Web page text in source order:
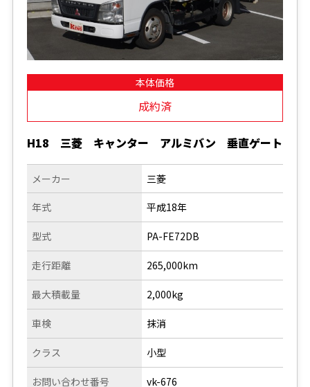
本体価格
成約済
H18 三菱 キャンター アルミバン 垂直ゲート
メーカー
年式
型式
走行距離
三菱
平成18年
PA-FE72DB
265,000km
最大積載量
車検
クラス
お問い合わせ番号
2,000kg
抹消
小型
vk-676